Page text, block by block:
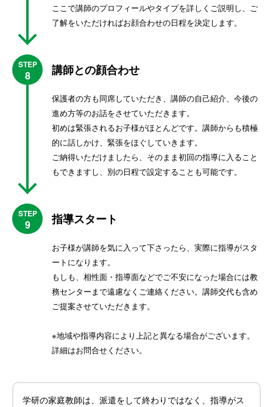
ここで講師のプロフィールやタイプを詳しくご説明し、ご
了解をいただければお顔合わせの日程を決定します。
STEP
8 講師との顔合わせ
保護者の方も同席していただき、講師の自己紹介、今後の
進め方等のお話をさせていただきます。
初めは緊張されるお子様がほとんどです。講師からも積極
的に話しかけ、緊張をほぐしていきます。
ご納得いただけましたら、そのまま初回の指導に入ること
もできますし、別の日程で設定することも可能です。
STEP
9 指導スタート
お子様が講師を気に入って下さったら、実際に指導がスタ
ートになります。
もしも、相性面・指導面などでご不安になった場合には教
務センターまで遠慮なくご連絡ください。講師交代も含め
ご提案させていただきます。
※地域や指導内容により上記と異なる場合がございます。
詳細はお問合せください。
学研の家庭教師は、派遣をして終わりではなく、指導がス